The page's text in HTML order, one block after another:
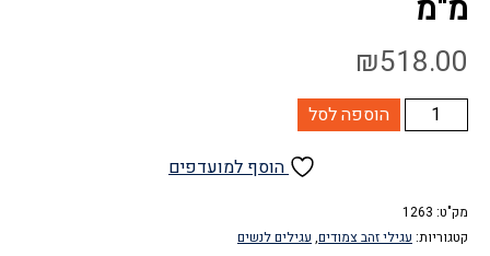
מ"מ
₪518.00
כמות
של
צמודים
-
הוספה לסל
הוסף למועדפים
מק"ט: 1263
קטגוריות: עגילי זהב צמודים, עגילים לנשים